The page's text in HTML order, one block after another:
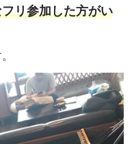
リ参加した方がい